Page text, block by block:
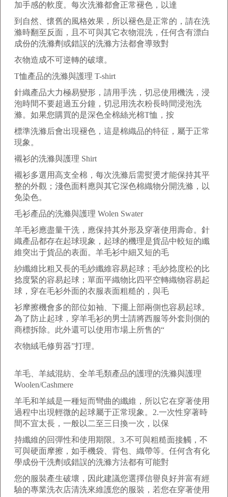
加手感的軟度。每次洗滌都會正常褪色，以達
到自然、懷舊的風格效果，所以褪色是正常的，請在洗
滌時翻至反面，且不可與其它衣物混洗，任何含有漂白
成份的洗滌劑或錯誤的洗滌方法都會導致對
衣物造成不可逆轉的破壞。
T恤產品的洗滌與護理 T-shirt
針織產品大力極易變形，請用手洗，切忌使用機洗，浸
泡時間不要超過五分鐘，切忌用洗衣粉長時間浸泡洗
滌。如果您購買的是深色全棉絲光棉T恤，按
標準洗滌后會出現褪色，這是棉織品的特征，屬于正常
現象。
襯衫的洗滌與護理 Shirt
襯衫多選用高支全棉，每次洗滌后需熨燙才能保持其平
整的外觀；淺色面料應與其它深色棉織物分開洗滌，以
免染色。
毛衫產品的洗滌與護理 Wolen Swater
羊毛衫應盡量干洗，應保持其外形及穿著使用壽命。針
織產品都存在起球現象，起球的機理是貨品中較短的纖
維突出于貨品的表面。羊毛衫中細又短的毛
紗纖維比粗又長的毛紗纖維容易起球；毛紗捻度松的比
捻度緊的容易起球；單面平織物比四平空轉織物容易起
球，穿在毛衫外面的衣服表面粗糙的，與毛
衫摩擦機會多的部位如袖、下擺上部兩側也容易起球。
為了防止起球，穿羊毛衫的男士請將西服等外套則側的
商標拆除。此外還可以使用市場上所售的“
衣物絨毛修剪器”打理。
羊毛、羊絨混紡、全羊毛類產品的護理的洗滌與護理
Woolen/Cashmere
羊毛和羊絨是一種短而彎曲的纖維，所以它在穿著使用
過程中出現輕微的起球屬于正常現象。2.一次性穿著時
間不宜太長，一般以二至三日換一次，以保
持纖維的回彈性和使用期限。3.不可與粗糙面接觸，不
可與硬面摩擦，如手機袋、背包、織帶等。任何含有化
學成份干洗劑或錯誤的洗滌方法都有可能對
您的服裝產生破壞，因此建議您選擇信譽良好并富有經
驗的專業洗衣店清洗來維護您的服裝，若您在穿著使用